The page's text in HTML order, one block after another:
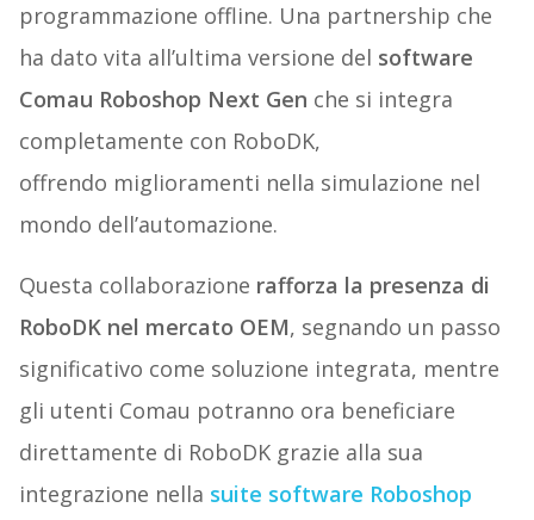
programmazione offline. Una partnership che
ha dato vita all’ultima versione del software
Comau Roboshop Next Gen che si integra
completamente con RoboDK,
offrendo miglioramenti nella simulazione nel
mondo dell’automazione.
Questa collaborazione rafforza la presenza di
RoboDK nel mercato OEM, segnando un passo
significativo come soluzione integrata, mentre
gli utenti Comau potranno ora beneficiare
direttamente di RoboDK grazie alla sua
integrazione nella suite software Roboshop